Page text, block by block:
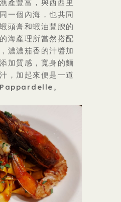
產豐富，與西西里
一個內海，也共同
頭膏和蝦油豐腴的
海產理所當然搭配
濃濃茄香的汁醬加
加質感，寬身的麵
，加起來便是一道
。